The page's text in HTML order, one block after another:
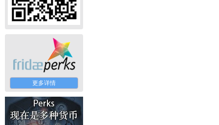
更多详情